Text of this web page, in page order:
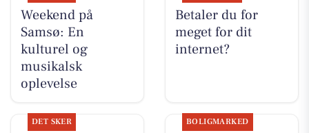
Weekend på
Samsø: En
kulturel og
musikalsk
oplevelse
Betaler du for
meget for dit
internet?
DET SKER BOLIGMARKED